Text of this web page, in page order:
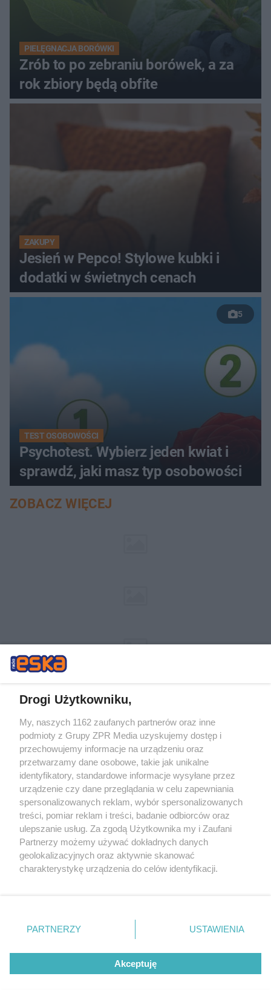
PIELĘGNACJA BORÓWKI
Zrób to po zebraniu borówek, a za
rok zbiory będą obfite
ZAKUPY
Jesień w Pepco! Stylowe kubki i
dodatki w świetnych cenach
5
TEST OSOBOWOŚCI
Psychotest. Wybierz jeden kwiat i
sprawdź, jaki masz typ osobowości
ZOBACZ WIĘCEJ
Żaden utwór zamieszczony w serwisie nie może być powielany i
rozpowszechniany lub dalej rozpowszechniany w jakikolwiek sposób (w
tym także elektroniczny lub mechaniczny) na jakimkolwiek polu
Drogi Użytkowniku,
My, naszych 1162 zaufanych partnerów oraz inne
podmioty z Grupy ZPR Media uzyskujemy dostęp i
przechowujemy informacje na urządzeniu oraz
przetwarzamy dane osobowe, takie jak unikalne
identyfikatory, standardowe informacje wysyłane przez
urządzenie czy dane przeglądania w celu zapewniania
spersonalizowanych reklam, wybór spersonalizowanych
treści, pomiar reklam i treści, badanie odbiorców oraz
ulepszanie usług. Za zgodą Użytkownika my i Zaufani
Partnerzy możemy używać dokładnych danych
geolokalizacyjnych oraz aktywnie skanować
charakterystykę urządzenia do celów identyfikacji.
zmienić/wycofać klikając przycisk ustawień prywatności
znajdujący się w lewym dolnym rogu strony
rodzaje przetwarzania danych nie wymagają zgody
użytkownika, ale masz prawo sprzeciwić się takiemu
przetwarzaniu. Preferencje będą miały zastosowanie tylko
PARTNERZY USTAWIENIA
Akceptuję